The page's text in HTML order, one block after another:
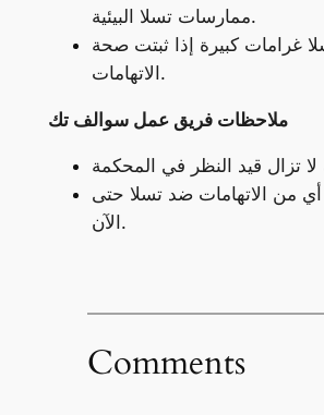
ممارسات تسلا البيئية.
غرامات كبيرة إذا ثبتت صحة
الاتهامات.
ملاحظات فريق عمل سوالف تك
أي من الاتهامات ضد تسلا حتى
الآن.
Comments